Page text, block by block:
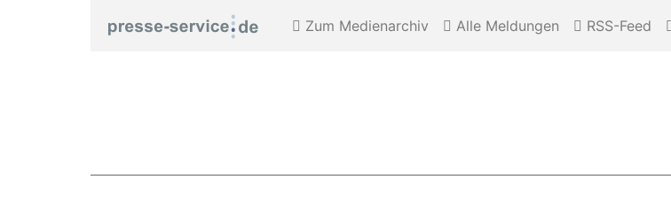
Zum Medienarchiv Alle Meldungen RSS-Feed